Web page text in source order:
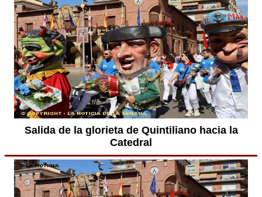
Salida de la glorieta de Quintiliano hacia la
Catedral